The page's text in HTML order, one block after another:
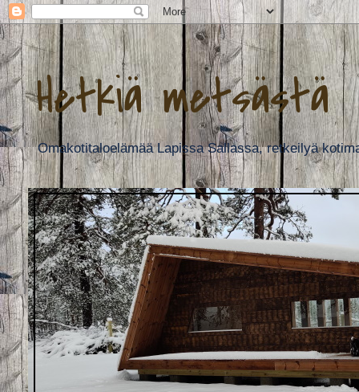
Hetkiä metsästä
Omakotitaloelämää Lapissa Sallassa, retkeilyä